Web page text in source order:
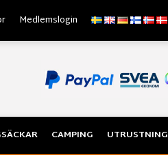
Medlemslogin
CAMPING UTRUSTNING